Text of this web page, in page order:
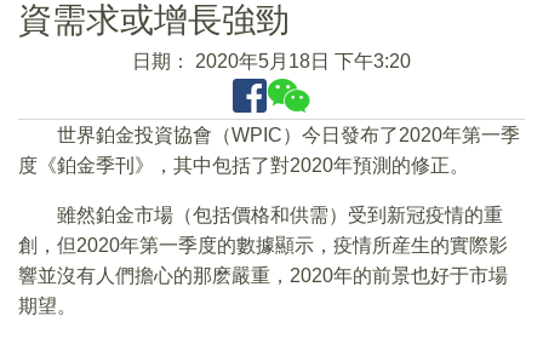
資需求或增長強勁
日期： 2020年5月18日 下午3:20
世界鉑金投資協會（WPIC）今日發布了2020年第一季
度《鉑金季刊》，其中包括了對2020年預測的修正。
雖然鉑金市場（包括價格和供需）受到新冠疫情的重
創，但2020年第一季度的數據顯示，疫情所産生的實際影
響並沒有人們擔心的那麽嚴重，2020年的前景也好于市場
期望。